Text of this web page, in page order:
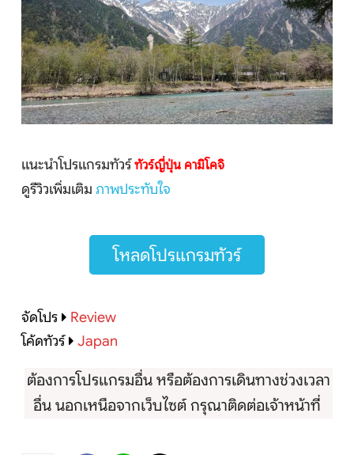
แนะนำโปรแกรมทัวร์ทัวร์ญี่ปุ่น คามิโคจิ
ดูรีวิวเพิ่มเติม ภาพประทับใจ
โหลดโปรแกรมทัวร์
จัดโปร
Review
โค้ดทัวร์
Japan
ต้องการโปรแกรมอื่น หรือต้องการเดินทางช่วงเวลา
อื่น นอกเหนือจากเว็บไซต์ กรุณาติดต่อเจ้าหน้าที่